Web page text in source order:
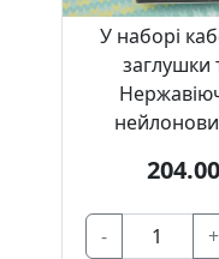
У наборі
заглушки
204.00
- +